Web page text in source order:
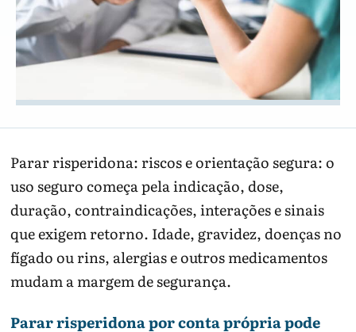
Parar risperidona: riscos e orientação segura: o
uso seguro começa pela indicação, dose,
duração, contraindicações, interações e sinais
que exigem retorno. Idade, gravidez, doenças no
fígado ou rins, alergias e outros medicamentos
mudam a margem de segurança.
Parar risperidona por conta própria pode